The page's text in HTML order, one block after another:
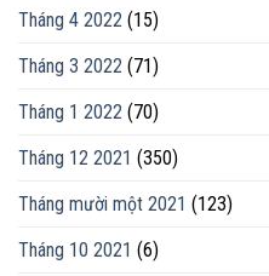
Tháng 4 2022 (15)
Tháng 3 2022 (71)
Tháng 1 2022 (70)
Tháng 12 2021 (350)
Tháng mười một 2021 (123)
Tháng 10 2021 (6)